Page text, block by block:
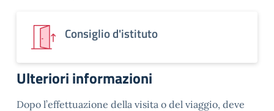
Consiglio d'istituto
Ulteriori informazioni
Dopo l’effettuazione della visita o del viaggio, deve